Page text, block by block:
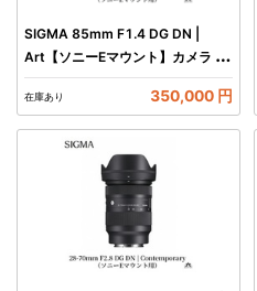
SIGMA 85mm F1.4 DG DN |
Art【ソニーEマウント】カメラ レ
ンズ 家電
在庫あり 350,000 円